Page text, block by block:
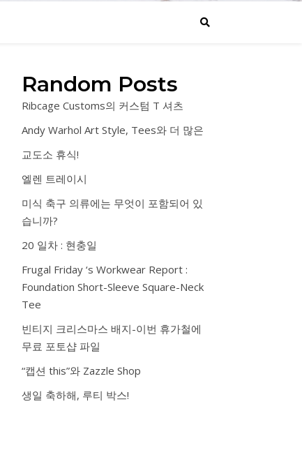
Random Posts
Ribcage Customs의 커스텀 T 셔츠
Andy Warhol Art Style, Tees와 더 많은
교도소 휴식!
엘렌 트레이시
미식 축구 의류에는 무엇이 포함되어 있
습니까?
20 일차 : 현충일
Frugal Friday ‘s Workwear Report :
Foundation Short-Sleeve Square-Neck
Tee
빈티지 크리스마스 배지-이번 휴가철에
무료 포토샵 파일
“캡션 this”와 Zazzle Shop
생일 축하해, 루티 박스!